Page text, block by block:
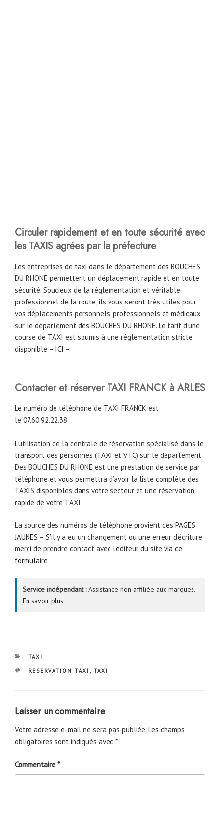
Circuler rapidement et en toute sécurité avec
les TAXIS agrées par la préfecture
Les entreprises de taxi dans le département des BOUCHES
DU RHONE permettent un déplacement rapide et en toute
sécurité. Soucieux de la réglementation et véritable
professionnel de la route, ils vous seront très utiles pour
vos déplacements personnels, professionnels et médicaux
sur le département des BOUCHES DU RHONE. Le tarif d’une
course de TAXI est soumis à une réglementation stricte
disponible – ICI –
Contacter et réserver TAXI FRANCK à ARLES
Le numéro de téléphone de TAXI FRANCK est
le 07.60.92.22.38
L’utilisation de la centrale de réservation spécialisé dans le
transport des personnes (TAXI et VTC) sur le département
Des BOUCHES DU RHONE est une prestation de service par
téléphone et vous permettra d’avoir la liste complète des
TAXIS disponibles dans votre secteur et une réservation
rapide de votre TAXI
La source des numéros de téléphone provient des PAGES
JAUNES – S’il y a eu un changement ou une erreur d’écriture
merci de prendre contact avec l’éditeur du site via ce
formulaire
Service indépendant :Assistance non affiliée aux marques.
En savoir plus
CATÉGORIES
TAXI
ÉTIQUETTES
RESERVATION TAXI , TAXI
Laisser un commentaire
Votre adresse e-mail ne sera pas publiée. Les champs
obligatoires sont indiqués avec *
Commentaire *